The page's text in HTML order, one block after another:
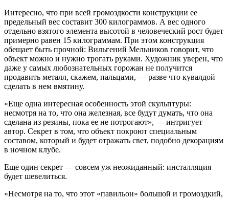
Интересно, что при всей громоздкости конструкции ее
предельный вес составит 300 килограммов. А вес одного
отдельно взятого элемента высотой в человеческий рост будет
примерно равен 15 килограммам. При этом конструкция
обещает быть прочной: Вильгений Мельников говорит, что
объект можно и нужно трогать руками. Художник уверен, что
даже у самых любознательных горожан не получится
продавить металл, скажем, пальцами, — разве что кувалдой
сделать в нем вмятину.
«Еще одна интересная особенность этой скульптуры:
несмотря на то, что она железная, все будут думать, что она
сделана из резины, пока ее не потрогают», — интригует
автор. Секрет в том, что объект покроют специальным
составом, который и будет отражать свет, подобно декорациям
в ночном клубе.
Еще один секрет — совсем уж неожиданный: инсталляция
будет шевелиться.
«Несмотря на то, что этот «павильон» большой и громоздкий,